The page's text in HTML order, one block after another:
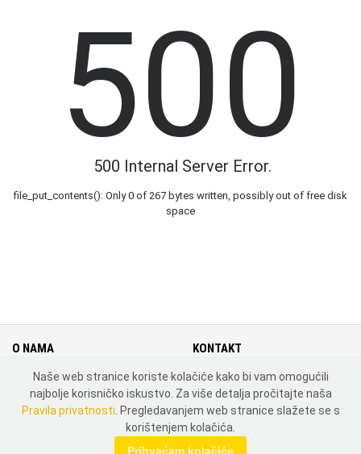
Naše web stranice koriste kolačiće kako bi vam omogućili
najbolje korisničko iskustvo. Za više detalja pročitajte naša
Pravila privatnosti . Pregledavanjem web stranice slažete se s
korištenjem kolačića.
Prihvaćam kolačiće
500
500 Internal Server Error.
file_put_contents(): Only 0 of 267 bytes written, possibly out of free disk
space
O NAMA
Cjenik
Uvjeti i pravila korištenja
Pravila privatnosti
KONTAKT
Kontakt
Mapa weba
Zemlje